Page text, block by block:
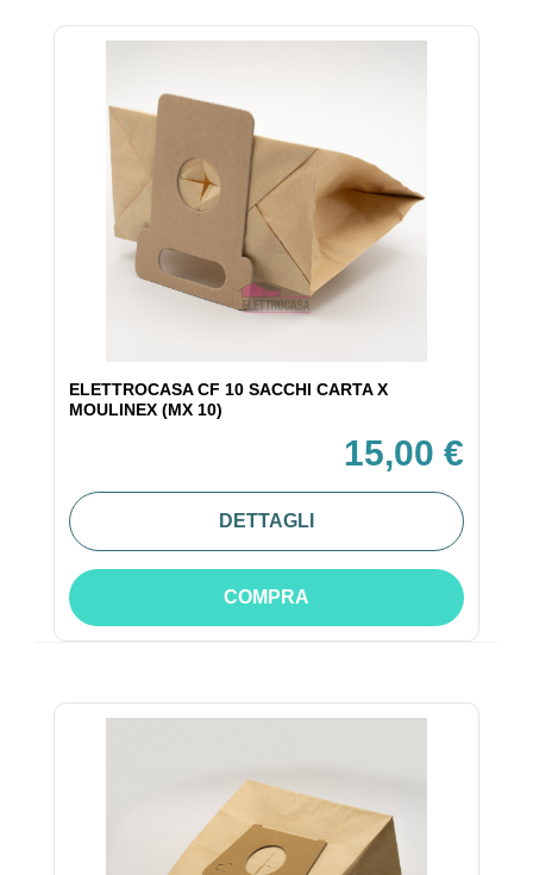
ELETTROCASA CF 10 SACCHI CARTA X
MOULINEX (MX 10)
15,00 €
DETTAGLI
COMPRA